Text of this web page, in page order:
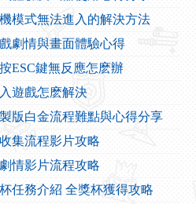
模式無法進入的解決方法
劇情與畫面體驗心得
ESC鍵無反應怎麽辦
遊戲怎麽解決
版白金流程難點與心得分享
集流程影片攻略
情影片流程攻略
任務介紹 全獎杯獲得攻略